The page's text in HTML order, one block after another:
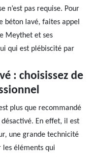
n’est pas requise. Pour
béton lavé, faites appel
Meythet et ses
qui est plébiscité par
: choisissez de
plus que recommandé
En effet, il est
une grande technicité
éléments qui